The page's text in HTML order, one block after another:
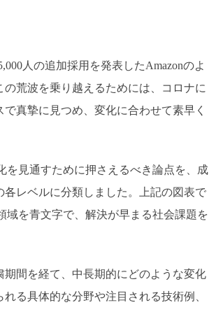
人の追加採用を発表したAmazonのよ
荒波を乗り越えるためには、コロナに
真摯に見つめ、変化に合わせて素早く
を見通すために押さえるべき論点を、成
レベルに分類しました。上記の図表で
域を青文字で、解決が早まる社会課題を
間を経て、中長期的にどのような変化
る具体的な分野や注目される技術例、